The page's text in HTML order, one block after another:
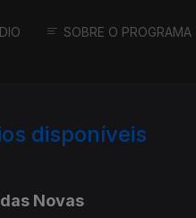
SOBRE O PROGRAMA
disponíveis
Novas